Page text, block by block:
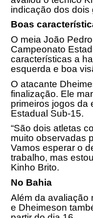
indicação dos dois
Boas
O meia João
Campeonato
características a
esquerda e boa
O atacante
finalização. Ele
primeiros jogos da
Estadual Sub-15.
“São dois atletas
muito observadas
Vamos esperar o
trabalho, mas
Kinho Brito.
No Bahia
Além da avaliação
e Dheimeson